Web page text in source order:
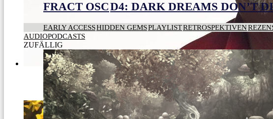
FRACT OSCD4: DARK DREAMS DON’T
EARLY ACCESSHIDDEN GEMSPLAYLISTRETROSPEKTIVEN
AUDIOPODCASTS
ZUFÄLLIG